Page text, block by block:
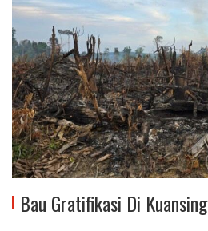
Bau Gratifikasi Di Kuansing